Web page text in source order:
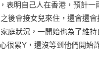
表明自己人在香港，預計一
後會接女兒來住，還會還
庭狀況，一開始也為了維
很累Y，還沒等到他們開始